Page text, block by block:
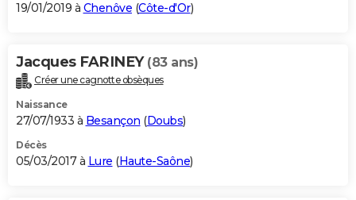
19/01/2019 à Chenôve (Côte-d'Or)
Jacques FARINEY (83 ans)
Créer une cagnotte obsèques
Naissance
27/07/1933 à Besançon (Doubs)
Décès
05/03/2017 à Lure (Haute-Saône)